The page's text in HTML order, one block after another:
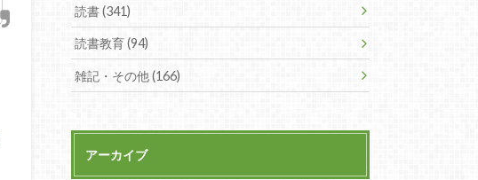
読書 (341)
読書教育 (94)
雑記・その他 (166)
アーカイブ